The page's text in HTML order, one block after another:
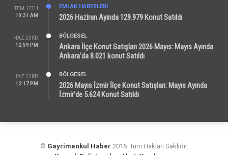
TEM 17TH
10:31 AM
EMLAK HABERLERI
2026 Haziran Ayında 129.979 Konut Satıldı
HAZ 23RD
12:59 PM
BÖLGESEL
Ankara İlçe Konut Satışları 2026 Mayıs: Mayıs Ayında
Ankara’da 8.021 konut Satıldı
HAZ 23RD
12:17 PM
BÖLGESEL
2026 Mayıs İzmir İlçe Konut Satışları: Mayıs Ayında
İzmir’de 5.624 Konut Satıldı
© Gayrimenkul Haber 2016. Tüm Hakları Saklıdır.